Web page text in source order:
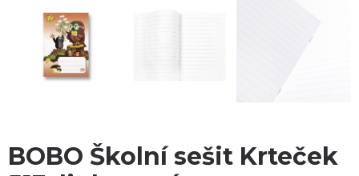
BOBO Školní sešit Krteček